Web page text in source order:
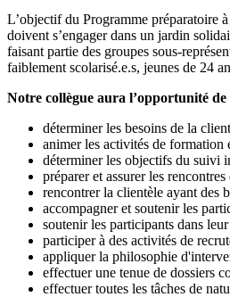
L’objectif du Programme préparatoire
doivent s’engager dans un jardin
faisant partie des groupes sous-
faiblement scolarisé.e.s, jeunes de 24
Notre collègue aura l’opportunité de
déterminer les besoins de la
animer les activités de formation
déterminer les objectifs du suivi
préparer et assurer les
rencontrer la clientèle ayant des
accompagner et soutenir les
soutenir les participants dans
participer à des activités de
appliquer la philosophie
effectuer une tenue de dossiers
effectuer toutes les tâches de